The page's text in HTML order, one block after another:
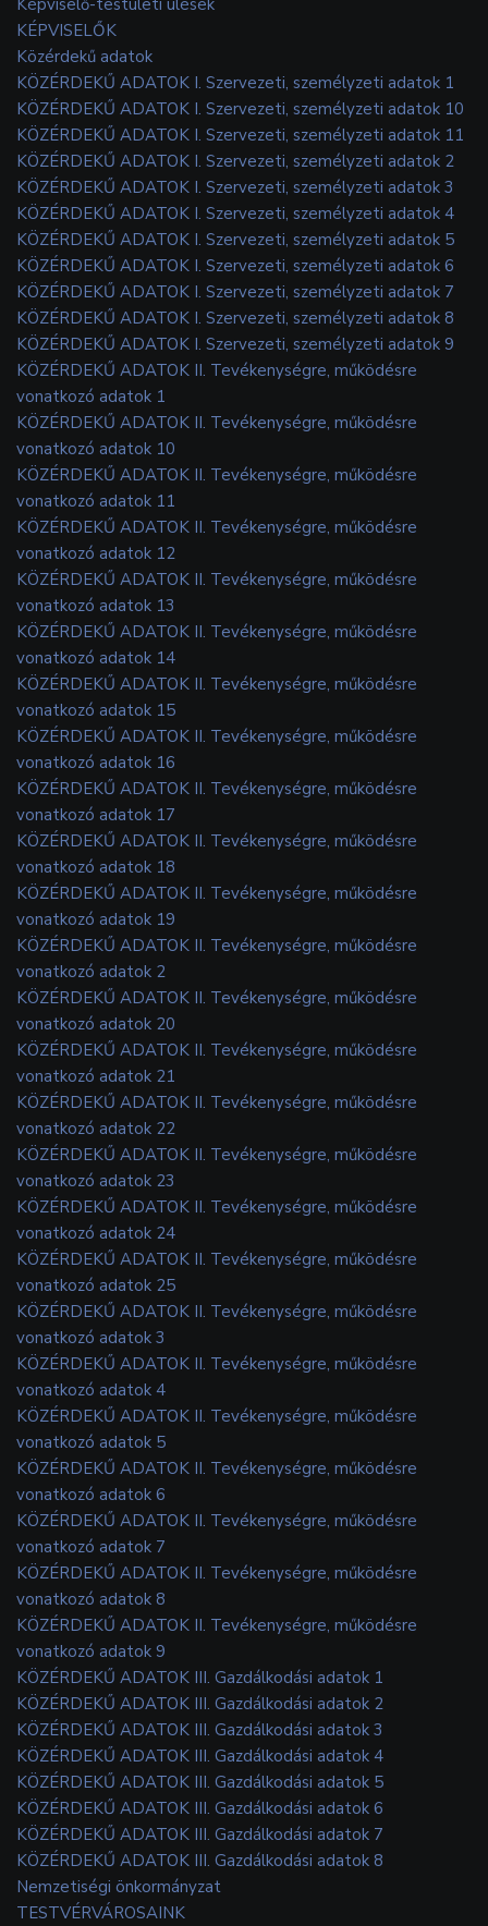
KÉPVISELŐK
Közérdekű adatok
KÖZÉRDEKŰ ADATOK I. Szervezeti, személyzeti adatok 1
KÖZÉRDEKŰ ADATOK I. Szervezeti, személyzeti adatok 10
KÖZÉRDEKŰ ADATOK I. Szervezeti, személyzeti adatok 11
KÖZÉRDEKŰ ADATOK I. Szervezeti, személyzeti adatok 2
KÖZÉRDEKŰ ADATOK I. Szervezeti, személyzeti adatok 3
KÖZÉRDEKŰ ADATOK I. Szervezeti, személyzeti adatok 4
KÖZÉRDEKŰ ADATOK I. Szervezeti, személyzeti adatok 5
KÖZÉRDEKŰ ADATOK I. Szervezeti, személyzeti adatok 6
KÖZÉRDEKŰ ADATOK I. Szervezeti, személyzeti adatok 7
KÖZÉRDEKŰ ADATOK I. Szervezeti, személyzeti adatok 8
KÖZÉRDEKŰ ADATOK I. Szervezeti, személyzeti adatok 9
KÖZÉRDEKŰ ADATOK II. Tevékenységre, működésre
vonatkozó adatok 1
KÖZÉRDEKŰ ADATOK II. Tevékenységre, működésre
vonatkozó adatok 10
KÖZÉRDEKŰ ADATOK II. Tevékenységre, működésre
vonatkozó adatok 11
KÖZÉRDEKŰ ADATOK II. Tevékenységre, működésre
vonatkozó adatok 12
KÖZÉRDEKŰ ADATOK II. Tevékenységre, működésre
vonatkozó adatok 13
KÖZÉRDEKŰ ADATOK II. Tevékenységre, működésre
vonatkozó adatok 14
KÖZÉRDEKŰ ADATOK II. Tevékenységre, működésre
vonatkozó adatok 15
KÖZÉRDEKŰ ADATOK II. Tevékenységre, működésre
vonatkozó adatok 16
KÖZÉRDEKŰ ADATOK II. Tevékenységre, működésre
vonatkozó adatok 17
KÖZÉRDEKŰ ADATOK II. Tevékenységre, működésre
vonatkozó adatok 18
KÖZÉRDEKŰ ADATOK II. Tevékenységre, működésre
vonatkozó adatok 19
KÖZÉRDEKŰ ADATOK II. Tevékenységre, működésre
vonatkozó adatok 2
KÖZÉRDEKŰ ADATOK II. Tevékenységre, működésre
vonatkozó adatok 20
KÖZÉRDEKŰ ADATOK II. Tevékenységre, működésre
vonatkozó adatok 21
KÖZÉRDEKŰ ADATOK II. Tevékenységre, működésre
vonatkozó adatok 22
KÖZÉRDEKŰ ADATOK II. Tevékenységre, működésre
vonatkozó adatok 23
KÖZÉRDEKŰ ADATOK II. Tevékenységre, működésre
vonatkozó adatok 24
KÖZÉRDEKŰ ADATOK II. Tevékenységre, működésre
vonatkozó adatok 25
KÖZÉRDEKŰ ADATOK II. Tevékenységre, működésre
vonatkozó adatok 3
KÖZÉRDEKŰ ADATOK II. Tevékenységre, működésre
vonatkozó adatok 4
KÖZÉRDEKŰ ADATOK II. Tevékenységre, működésre
vonatkozó adatok 5
KÖZÉRDEKŰ ADATOK II. Tevékenységre, működésre
vonatkozó adatok 6
KÖZÉRDEKŰ ADATOK II. Tevékenységre, működésre
vonatkozó adatok 7
KÖZÉRDEKŰ ADATOK II. Tevékenységre, működésre
vonatkozó adatok 8
KÖZÉRDEKŰ ADATOK II. Tevékenységre, működésre
vonatkozó adatok 9
KÖZÉRDEKŰ ADATOK III. Gazdálkodási adatok 1
KÖZÉRDEKŰ ADATOK III. Gazdálkodási adatok 2
KÖZÉRDEKŰ ADATOK III. Gazdálkodási adatok 3
KÖZÉRDEKŰ ADATOK III. Gazdálkodási adatok 4
KÖZÉRDEKŰ ADATOK III. Gazdálkodási adatok 5
KÖZÉRDEKŰ ADATOK III. Gazdálkodási adatok 6
KÖZÉRDEKŰ ADATOK III. Gazdálkodási adatok 7
KÖZÉRDEKŰ ADATOK III. Gazdálkodási adatok 8
Nemzetiségi önkormányzat
TESTVÉRVÁROSAINK